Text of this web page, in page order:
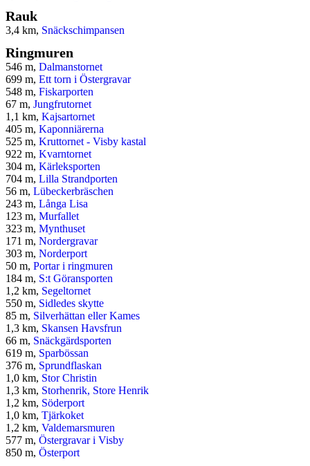
Rauk
3,4 km, Snäckschimpansen
Ringmuren
546 m, Dalmanstornet
699 m, Ett torn i Östergravar
548 m, Fiskarporten
67 m, Jungfrutornet
1,1 km, Kajsartornet
405 m, Kaponniärerna
525 m, Kruttornet - Visby kastal
922 m, Kvarntornet
304 m, Kärleksporten
704 m, Lilla Strandporten
56 m, Lübeckerbräschen
243 m, Långa Lisa
123 m, Murfallet
323 m, Mynthuset
171 m, Nordergravar
303 m, Norderport
50 m, Portar i ringmuren
184 m, S:t Göransporten
1,2 km, Segeltornet
550 m, Sidledes skytte
85 m, Silverhättan eller Kames
1,3 km, Skansen Havsfrun
66 m, Snäckgärdsporten
619 m, Sparbössan
376 m, Sprundflaskan
1,0 km, Stor Christin
1,3 km, Storhenrik, Store Henrik
1,2 km, Söderport
1,0 km, Tjärkoket
1,2 km, Valdemarsmuren
577 m, Östergravar i Visby
850 m, Österport